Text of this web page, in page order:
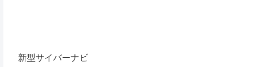
新型サイバーナビ